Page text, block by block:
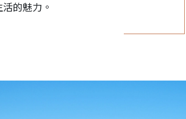
的魅力。